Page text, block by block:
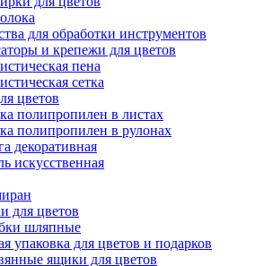
для обработки инструментов
и крепежи для цветов
пена
сетка
цветов
полипропилен в листах
полипропилен в рулонах
декоративная
искусственная
для цветов
шляпные
упаковка для цветов и подарков
ящики для цветов